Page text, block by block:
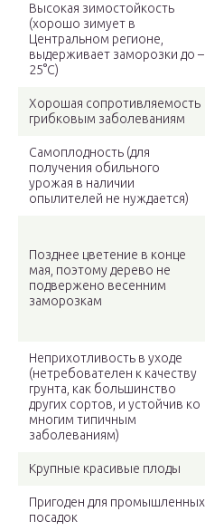
Высокая зимостойкость
(хорошо зимует в
Центральном регионе,
выдерживает заморозки до –
25°C)
Хорошая сопротивляемость
грибковым заболеваниям
Самоплодность (для
получения обильного
урожая в наличии
опылителей не нуждается)
Позднее цветение в конце
мая, поэтому дерево не
подвержено весенним
заморозкам
Неприхотливость в уходе
(нетребователен к качеству
грунта, как большинство
других сортов, и устойчив ко
многим типичным
заболеваниям)
Крупные красивые плоды
Пригоден для промышленных
посадок